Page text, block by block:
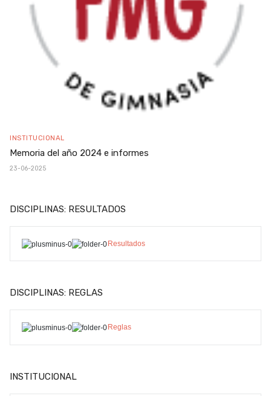
INSTITUCIONAL
Memoria del año 2024 e informes
23-06-2025
DISCIPLINAS: RESULTADOS
Resultados
DISCIPLINAS: REGLAS
Reglas
INSTITUCIONAL